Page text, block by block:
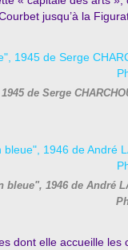
jusqu’à la
de Serge
bleue", 1946 de André
dont elle accueille